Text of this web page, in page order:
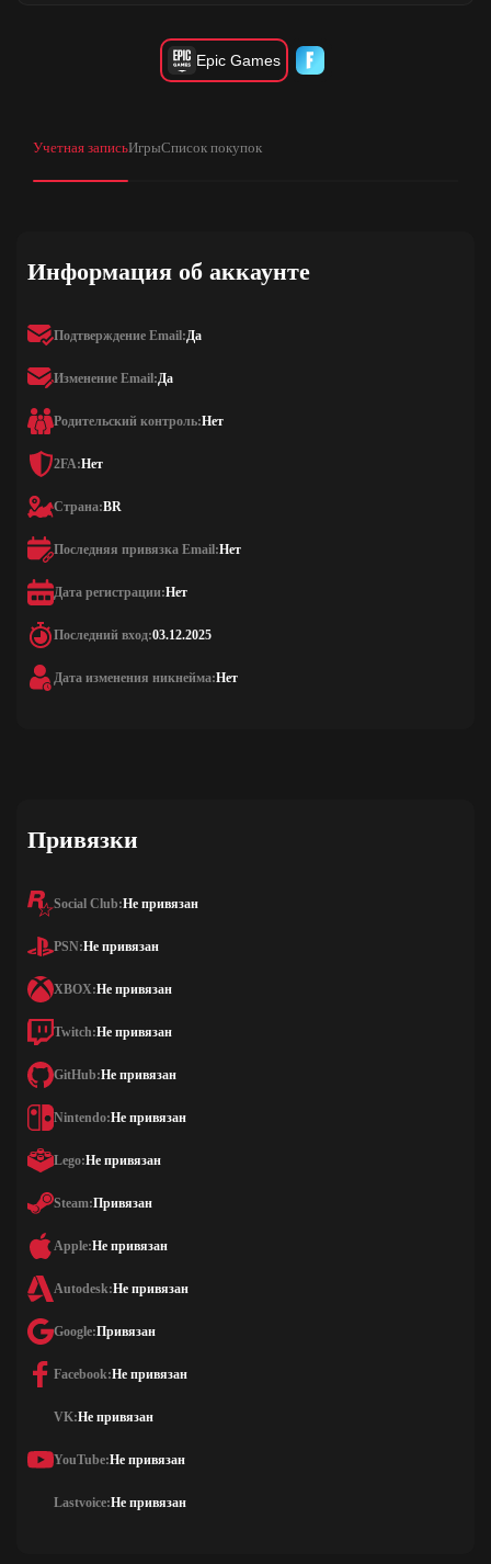
Epic Games
Учетная записьИгрыСписок покупок
Информация об аккаунте
Подтверждение Email:Да
Изменение Email:Да
Родительский контроль:Нет
2FA:Нет
Страна:BR
Последняя привязка Email:Нет
Дата регистрации:Нет
Последний вход:03.12.2025
Дата изменения никнейма:Нет
Привязки
Social Club:Не привязан
PSN:Не привязан
XBOX:Не привязан
Twitch:Не привязан
GitHub:Не привязан
Nintendo:Не привязан
Lego:Не привязан
Steam:Привязан
Apple:Не привязан
Autodesk:Не привязан
Google:Привязан
Facebook:Не привязан
VK:Не привязан
YouTube:Не привязан
Lastvoice:Не привязан